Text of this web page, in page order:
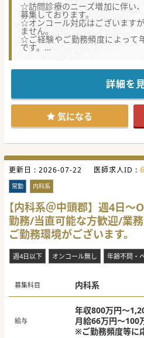
☆訪問診療のニーズ増加に伴い
募集しております。
☆オンコール対応はございます
ません。
☆ご経験やご勤務頻度によって
です。
豊見城市の病院での訪問診療専
赴任手当や住宅手当の支給もあ
入れを行っております。
周辺に同法人運営の利用期間も
ている特徴もございます。
少しでもご興味ございました
詳細を
気になる
更新日 : 2026-07-22 医師求人ID :
常勤 内科系
【内科系＠中頭郡】週4日
勤務/当直可能な方歓迎/業
ご勤務環境がございます。
週4日以下 オンコール無し 年齢不問・
募集科目 内科系
給与
年収800万円～
月給66万円～100
※ご勤務頻度等に